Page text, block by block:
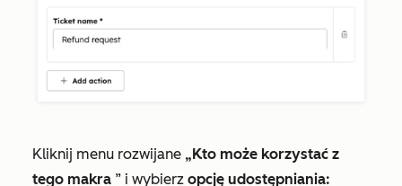
Kliknij menu rozwijane „Kto może korzystać z
tego makra ” i wybierz opcję udostępniania: